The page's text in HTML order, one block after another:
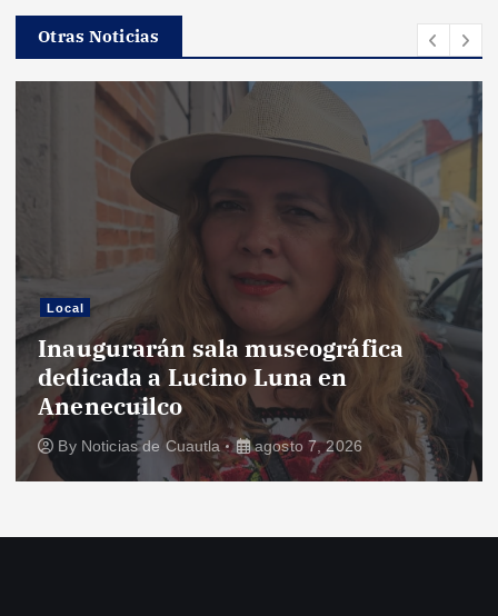
Otras Noticias
Local
Inaugurarán sala museográfica
dedicada a Lucino Luna en
Anenecuilco
By Noticias de Cuautla agosto 7, 2026